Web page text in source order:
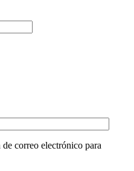
correo electrónico para